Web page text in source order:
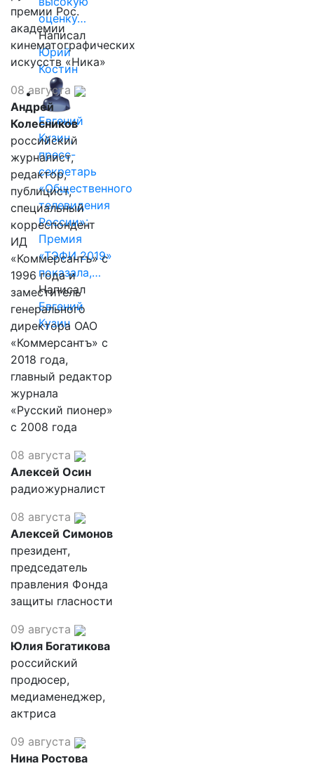
оценку…
Написал
Юрий
Костин
Евгений
Кузин,
пресс-
секретарь
«Общественного
телевидения
России»:
Премия
«ТЭФИ 2019»
показала,…
Написал
Евгений
Кузин
премии Рос.
академии
кинематографических
искусств «Ника»
08 августа
Андрей
Колесников
российский
журналист,
редактор,
публицист,
специальный
корреспондент
ИД
«Коммерсантъ» с
1996 года и
заместитель
генерального
директора ОАО
«Коммерсантъ» с
2018 года,
главный редактор
журнала
«Русский пионер»
с 2008 года
08 августа
Алексей Осин
радиожурналист
08 августа
Алексей Симонов
президент,
председатель
правления Фонда
защиты гласности
09 августа
Юлия Богатикова
российский
продюсер,
медиаменеджер,
актриса
09 августа
Нина Ростова